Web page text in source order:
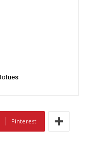
Pinterest